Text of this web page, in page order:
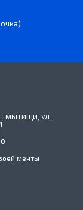
МЫТИЩИ, УЛ.
мечты